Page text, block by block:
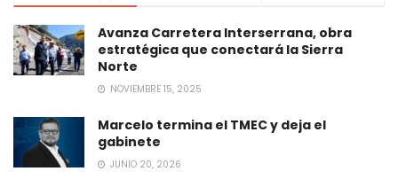
Avanza Carretera Interserrana, obra
estratégica que conectará la Sierra
Norte
NOVIEMBRE 15, 2025
Marcelo termina el TMEC y deja el
gabinete
JUNIO 20, 2026